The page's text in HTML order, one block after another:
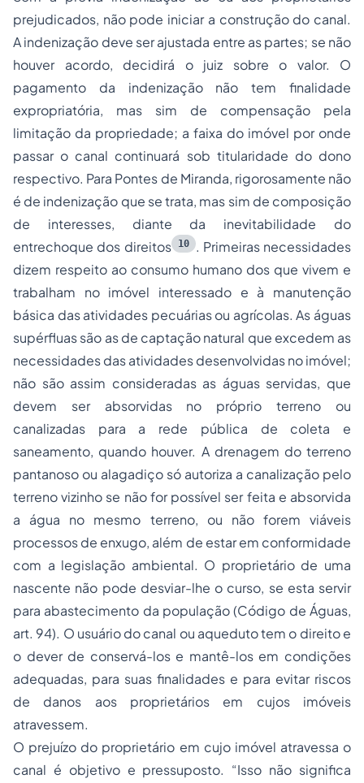
prejudicados, não pode iniciar a construção do canal.
A indenização deve ser ajustada entre as partes; se não
houver acordo, decidirá o juiz sobre o valor. O
pagamento da indenização não tem finalidade
expropriatória, mas sim de compensação pela
limitação da propriedade; a faixa do imóvel por onde
passar o canal continuará sob titularidade do dono
respectivo. Para Pontes de Miranda, rigorosamente não
é de indenização que se trata, mas sim de composição
de interesses, diante da inevitabilidade do
entrechoque dos direitos
10 . Primeiras necessidades
dizem respeito ao consumo humano dos que vivem e
trabalham no imóvel interessado e à manutenção
básica das atividades pecuárias ou agrícolas. As águas
supérfluas são as de captação natural que excedem as
necessidades das atividades desenvolvidas no imóvel;
não são assim consideradas as águas servidas, que
devem ser absorvidas no próprio terreno ou
canalizadas para a rede pública de coleta e
saneamento, quando houver. A drenagem do terreno
pantanoso ou alagadiço só autoriza a canalização pelo
terreno vizinho se não for possível ser feita e absorvida
a água no mesmo terreno, ou não forem viáveis
processos de enxugo, além de estar em conformidade
com a legislação ambiental. O proprietário de uma
nascente não pode desviar-lhe o curso, se esta servir
para abastecimento da população (Código de Águas,
art. 94). O usuário do canal ou aqueduto tem o direito e
o dever de conservá-los e mantê-los em condições
adequadas, para suas finalidades e para evitar riscos
de danos aos proprietários em cujos imóveis
atravessem.
O prejuízo do proprietário em cujo imóvel atravessa o
canal é objetivo e pressuposto. “Isso não significa